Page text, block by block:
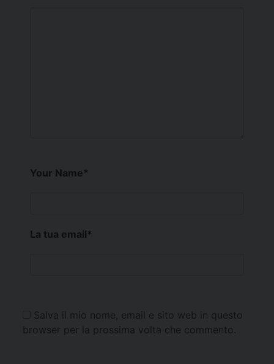
Your Name*
La tua email*
Salva il mio nome, email e sito web in questo
browser per la prossima volta che commento.